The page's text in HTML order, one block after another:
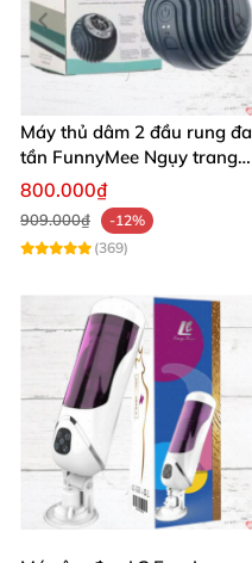
Máy thủ dâm 2 đầu rung đa
tần FunnyMee Ngụy trang
Pokemon siêu kích thích
800.000₫
909.000₫
-12%
(369)